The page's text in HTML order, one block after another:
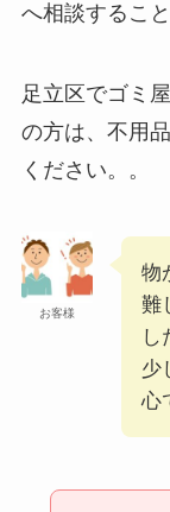
へ相談するこ
足立区でゴミ
の方は、不用
ください。。
お客様
物
難
し
少
心